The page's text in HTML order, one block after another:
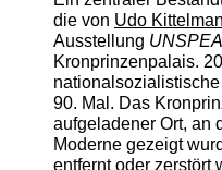
die von Udo
Ausstellung
Kronprinzenpalais.
90. Mal. Das
aufgeladener Ort, an
Moderne gezeigt
entfernt oder zerstört